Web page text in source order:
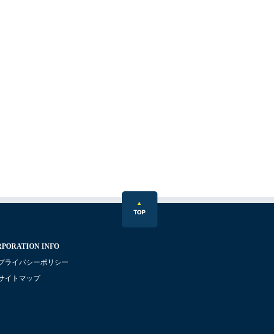
INFO
ライバシーポリシー
イトマップ